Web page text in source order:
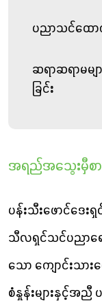
ပညာသင်ထော
ဆရာဆရာမမျ
ခြင်း
အရည်အသွေးမှီစာ
ပန်းသီးဖောင်‌ဒေး
သီလရှင်သင်ပညာရေ
သော ကျောင်းသား
စံနှုန်းများနှင့်အ